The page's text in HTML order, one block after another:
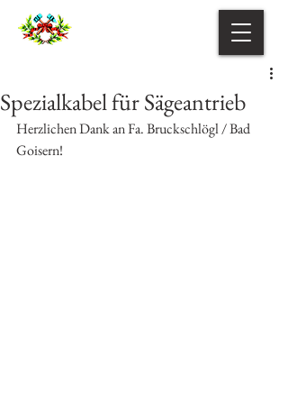
Spezialkabel für Sägeantrieb
Herzlichen Dank an Fa. Bruckschlögl / Bad
Goisern!